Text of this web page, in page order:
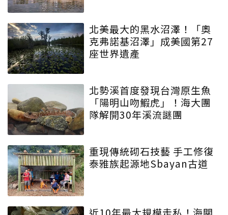
北美最大的黑水沼澤！「奧
克弗諾基沼澤」成美國第27
座世界遺產
北勢溪首度發現台灣原生魚
「陽明山吻鰕虎」！海大團
隊解開30年溪流謎團
重現傳統砌石技藝 手工修復
泰雅族起源地Sbayan古道